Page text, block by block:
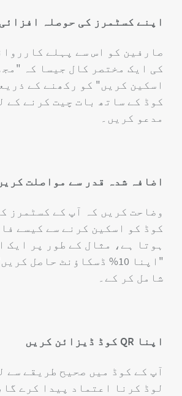
اپنے کسٹمرز کی حوصلہ
صارفین کو اس سے پہلے
کی ایک مختصر کال جیسا کہ
اسکین کریں" کو رکھنے کے
کوڈ کے ساتھ بات چیت کرنے کے
مدعو کریں۔
اضافہ شدہ قدر سے مواصلت
وضاحت کریں کہ آپ کے کسٹمرز
کوڈ کو اسکین کرنے سے کیسے
ہوتا ہے، مثال کے طور پر ایک
"اپنا 10% ڈسکاؤنٹ حاصل
شامل کر کے۔
اپنا QR کوڈ ڈیزائن کریں
آپ کے کوڈ میں صحیح طریقے سے
لوڈ کرنا اعتماد پیدا کرے